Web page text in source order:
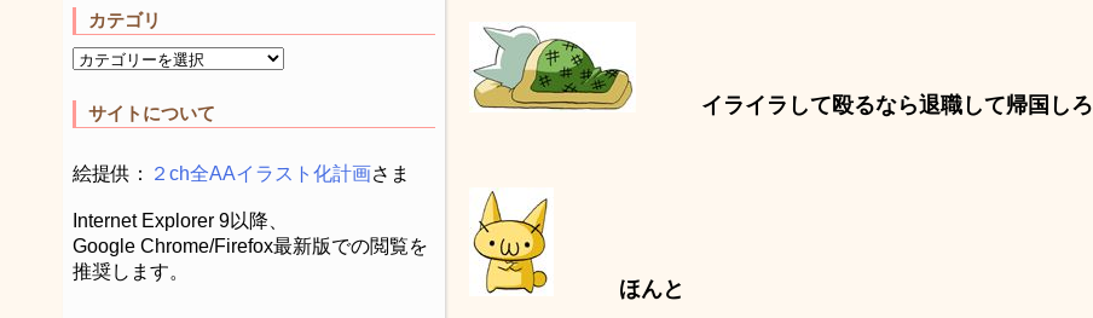
カテゴリ
サイトについて
絵提供： ２ch全AAイラスト化計画さま
Internet Explorer 9以降、
Google Chrome/Firefox最新版での閲覧を
推奨します。
イライラして殴るなら退職して帰国しろ
ほんと